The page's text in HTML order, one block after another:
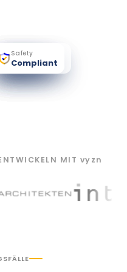
Finance
16.1 M €
Emissions
9.01 kg CO₂
Energy
28.2 kWh/m²
Comfort
Low
Safety
Compliant
MIT vyzn